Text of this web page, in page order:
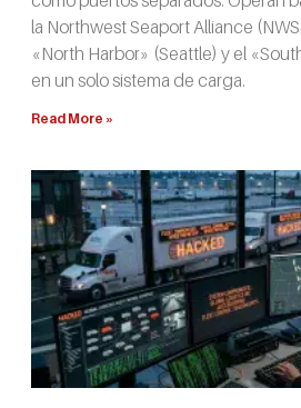
la Northwest Seaport Alliance
«North Harbor» (Seattle) y el
en un solo sistema de carga.
Read More »